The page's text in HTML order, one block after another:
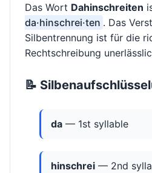
Das Wort Dahinschreiten
da·hinschrei·ten . Das
Silbentrennung ist für die
Rechtschreibung
📝
da — 1st syllable
hinschrei — 2nd